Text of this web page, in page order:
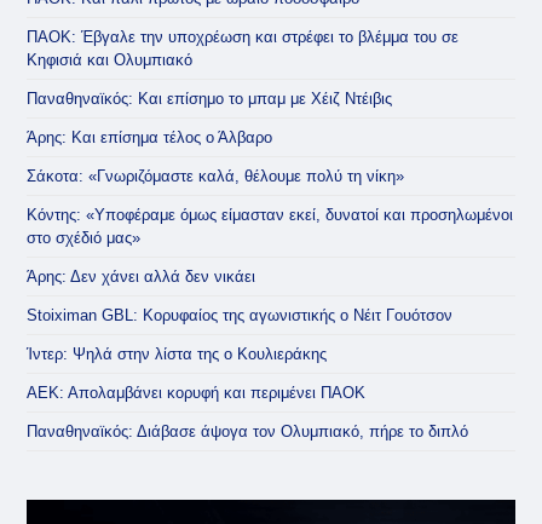
ΠΑΟΚ: Έβγαλε την υποχρέωση και στρέφει το βλέμμα του σε
Κηφισιά και Ολυμπιακό
Παναθηναϊκός: Και επίσημο το μπαμ με Χέιζ Ντέιβις
Άρης: Και επίσημα τέλος ο Άλβαρο
Σάκοτα: «Γνωριζόμαστε καλά, θέλουμε πολύ τη νίκη»
Κόντης: «Υποφέραμε όμως είμασταν εκεί, δυνατοί και προσηλωμένοι
στο σχέδιό μας»
Άρης: Δεν χάνει αλλά δεν νικάει
Stoiximan GBL: Κορυφαίος της αγωνιστικής ο Νέιτ Γουότσον
Ίντερ: Ψηλά στην λίστα της ο Κουλιεράκης
ΑΕΚ: Απολαμβάνει κορυφή και περιμένει ΠΑΟΚ
Παναθηναϊκός: Διάβασε άψογα τον Ολυμπιακό, πήρε το διπλό